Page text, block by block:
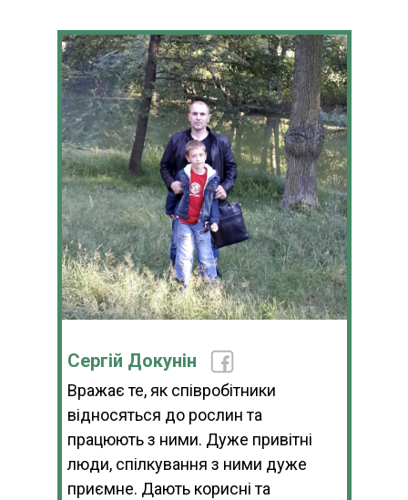
Сергій Докунін
Вражає те, як співробітники
відносяться до рослин та
працюють з ними. Дуже привітні
люди, спілкування з ними дуже
приємне. Дають корисні та